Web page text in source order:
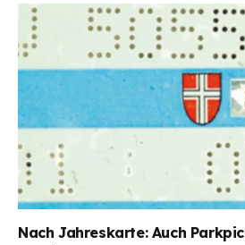
Nach Jahreskarte: Auch